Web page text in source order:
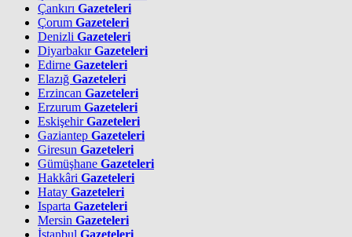
Çankırı Gazeteleri
Çorum Gazeteleri
Denizli Gazeteleri
DiyarbakırGazeteleri
Edirne Gazeteleri
Elazığ Gazeteleri
Erzincan Gazeteleri
Erzurum Gazeteleri
EskişehirGazeteleri
Gaziantep Gazeteleri
Giresun Gazeteleri
Gümüşhane Gazeteleri
Hakkâri Gazeteleri
Hatay Gazeteleri
Isparta Gazeteleri
Mersin Gazeteleri
İstanbul Gazeteleri